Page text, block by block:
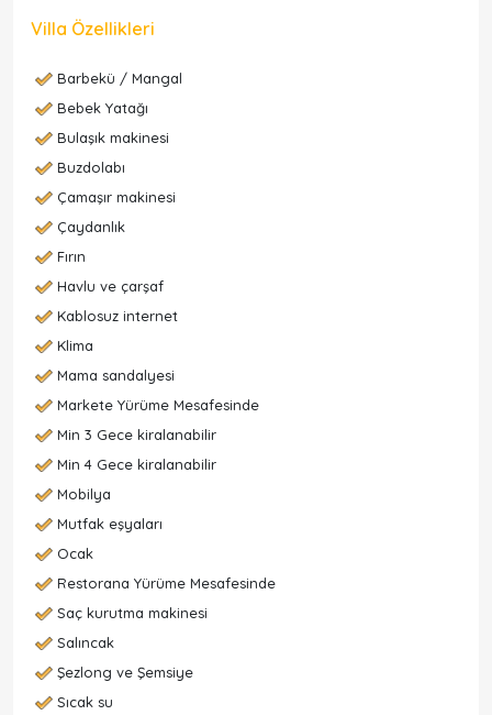
Villa Özellikleri
Barbekü / Mangal
Bebek Yatağı
Bulaşık makinesi
Buzdolabı
Çamaşır makinesi
Çaydanlık
Fırın
Havlu ve çarşaf
Kablosuz internet
Klima
Mama sandalyesi
Markete Yürüme Mesafesinde
Min 3 Gece kiralanabilir
Min 4 Gece kiralanabilir
Mobilya
Mutfak eşyaları
Ocak
Restorana Yürüme Mesafesinde
Saç kurutma makinesi
Salıncak
Şezlong ve Şemsiye
Sıcak su